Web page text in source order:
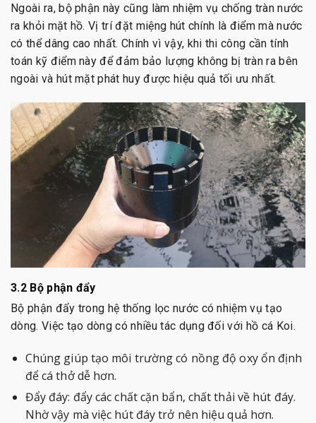
Ngoài ra, bộ phận này cũng làm nhiệm vụ chống tràn nước
ra khỏi mặt hồ. Vị trí đặt miệng hút chính là điểm mà nước
có thể dâng cao nhất. Chính vì vậy, khi thi công cần tính
toán kỹ điểm này để đảm bảo lượng không bị tràn ra bên
ngoài và hút mặt phát huy được hiệu quả tối ưu nhất.
3.2 Bộ phận đẩy
Bộ phận đẩy trong hệ thống lọc nước có nhiệm vụ tạo
dòng. Việc tạo dòng có nhiều tác dụng đối với hồ cá Koi.
Chúng giúp tạo môi trường có nồng độ oxy ổn định
để cá thở dễ hơn.
Đẩy đáy: đẩy các chất cặn bẩn, chất thải về hút đáy.
Nhờ vậy mà việc hút đáy trở nên hiệu quả hơn.